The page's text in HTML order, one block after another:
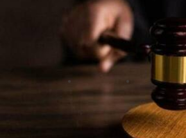
టీచర్స్ స్కామ్: 59 మంది
ఉపాధ్యాయులను
హైకోర్టు ఆదేశం
వ్రాసిన వారు Stalin Jan 06, 2023 03:36 pm
ఈ వార్తాకథనం ఏంటి